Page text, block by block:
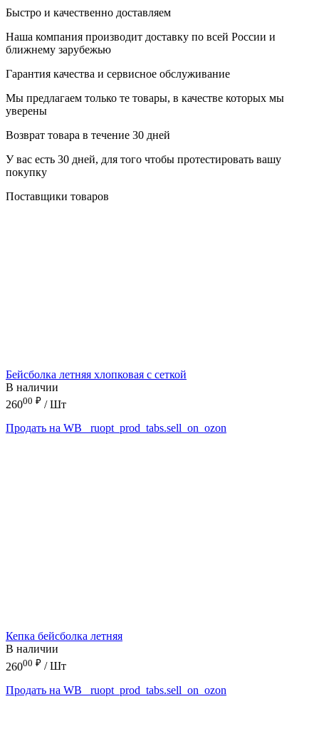
Быстро и качественно доставляем
Наша компания производит доставку по всей России и
ближнему зарубежью
Гарантия качества и сервисное обслуживание
Мы предлагаем только те товары, в качестве которых мы
уверены
Возврат товара в течение 30 дней
У вас есть 30 дней, для того чтобы протестировать вашу
покупку
Поставщики товаров
Бейсболка летняя хлопковая с сеткой
В наличии
26000 ₽ / Шт
Продать на WB
_ruopt_prod_tabs.sell_on_ozon
Кепка бейсболка летняя
В наличии
26000 ₽ / Шт
Продать на WB
_ruopt_prod_tabs.sell_on_ozon